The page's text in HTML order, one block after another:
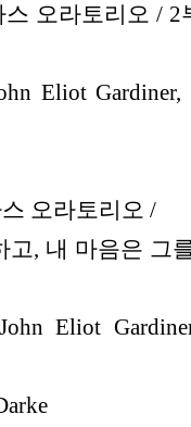
스 오라토리오 / 2
Eliot Gardiner,
오라토리오 /
고, 내 마음은 그
Eliot